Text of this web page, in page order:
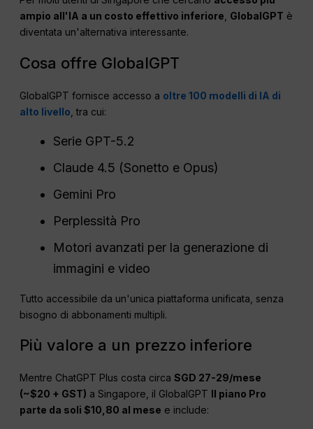
ampio all'IA a un costo effettivo inferiore GlobalGPT è
diventata un'alternativa interessante.
Cosa offre GlobalGPT
GlobalGPT fornisce accesso a oltre 100 modelli di IA di
alto livello , tra cui:
Serie GPT-5.2
Claude 4.5 (Sonetto e Opus)
Gemini Pro
Perplessità Pro
Motori avanzati per la generazione di
immagini e video
Tutto accessibile da un'unica piattaforma unificata, senza
bisogno di abbonamenti multipli.
Più valore a un prezzo inferiore
Mentre ChatGPT Plus costa circaSGD 27-29/mese
(~$20 + GST) a Singapore, il GlobalGPT Il piano Pro
parte da soli $10,80 al mese e include: